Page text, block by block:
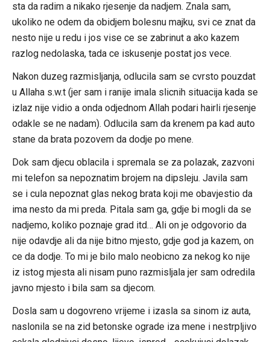
sta da radim a nikako rjesenje da nadjem. Znala sam,
ukoliko ne odem da obidjem bolesnu majku, svi ce znat da
nesto nije u redu i jos vise ce se zabrinut a ako kazem
razlog nedolaska, tada ce iskusenje postat jos vece.
Nakon duzeg razmisljanja, odlucila sam se cvrsto pouzdat
u Allaha s.w.t (jer sam i ranije imala slicnih situacija kada se
izlaz nije vidio a onda odjednom Allah podari hairli rjesenje
odakle se ne nadam). Odlucila sam da krenem pa kad auto
stane da brata pozovem da dodje po mene.
Dok sam djecu oblacila i spremala se za polazak, zazvoni
mi telefon sa nepoznatim brojem na dipsleju. Javila sam
se i cula nepoznat glas nekog brata koji me obavjestio da
ima nesto da mi preda. Pitala sam ga, gdje bi mogli da se
nadjemo, koliko poznaje grad itd… Ali on je odgovorio da
nije odavdje ali da nije bitno mjesto, gdje god ja kazem, on
ce da dodje. To mi je bilo malo neobicno za nekog ko nije
iz istog mjesta ali nisam puno razmisljala jer sam odredila
javno mjesto i bila sam sa djecom.
Dosla sam u dogovreno vrijeme i izasla sa sinom iz auta,
naslonila se na zid betonske ograde iza mene i nestrpljivo